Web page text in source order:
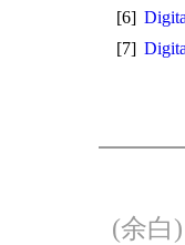
[6]
[7]
(余白)